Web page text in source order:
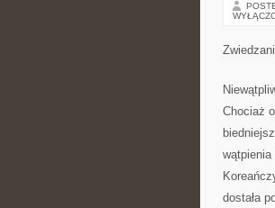
Chociaż
dostała